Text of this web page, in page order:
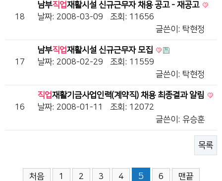
18
남부직업재활시설 신규근무자 채용 공고 - 재공고
날짜: 2008-03-09
조회: 11656
글쓴이: 탁현정
17
남부직업재활시설 신규근무자 모집
날짜: 2008-02-29
조회: 11559
글쓴이: 탁현정
16
직업재활기금사업인력(계약직) 채용 최종결과 알림
날짜: 2008-01-11
조회: 12072
글쓴이: 유승훈
목록
처음 1 2 3 4 5 6 맨끝